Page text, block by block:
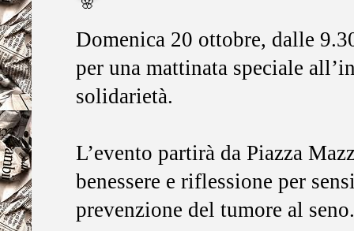
Domenica 20 ottobre, dalle
per una mattinata speciale
solidarietà.
L’evento partirà da Piazza
benessere e riflessione per
prevenzione del tumore al seno.